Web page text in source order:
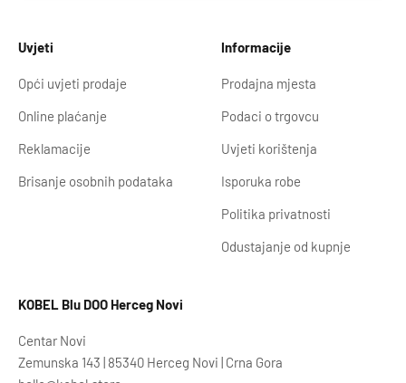
Uvjeti
Opći uvjeti prodaje
Online plaćanje
Reklamacije
Brisanje osobnih podataka
Informacije
Prodajna mjesta
Podaci o trgovcu
Uvjeti korištenja
Isporuka robe
Politika privatnosti
Odustajanje od kupnje
KOBEL Blu DOO Herceg Novi
Centar Novi
Zemunska 143 | 85340 Herceg Novi | Crna Gora